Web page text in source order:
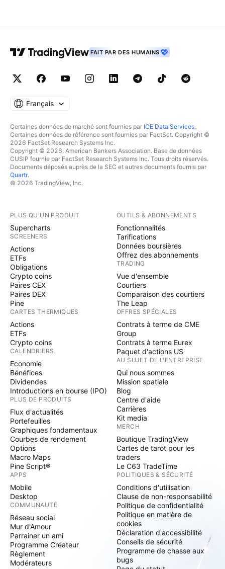
FAIT PAR DES HUMAINS
Français
Certaines données de marché sont fournies par ICE Data Services.
Certaines données de référence sont fournies par FactSet. Copyright ©
2026 FactSet Research Systems Inc.
Copyright © 2026, American Bankers Association. Base de données
CUSIP fournie par FactSet Research Systems Inc. Tous droits réservés.
Documents déposés auprès de la SEC et autres documents fournis par
Quartr.
© 2026 TradingView, Inc.
PLUS QU'UN PRODUIT
Supercharts
SCREENERS
Actions
ETFs
Obligations
Crypto coins
Paires CEX
Paires DEX
Pine
CARTES THERMIQUES
Actions
ETFs
Crypto coins
CALENDRIERS
Economie
Bénéfices
Dividendes
Introductions en bourse (IPO)
PLUS DE PRODUITS
Flux d'actualités
Portefeuilles
Graphiques fondamentaux
Courbes de rendement
Options
Macro Maps
Pine Script®
APPS
Mobile
Desktop
COMMUNAUTÉ
Réseau social
Mur d'Amour
Parrainer un ami
Programme Créateur
Règlement
Modérateurs
OUTILS & ABONNEMENTS
Fonctionnalités
Tarifications
Données boursières
Offrez des abonnements
TRADING
Vue d'ensemble
Courtiers
Comparaison des courtiers
The Leap
OFFRES SPÉCIALES
Contrats à terme de CME
Group
Contrats à terme Eurex
Paquet d'actions US
AU SUJET DE L'ENTREPRISE
Qui nous sommes
Mission spatiale
Blog
Centre d'aide
Carrières
Kit media
MERCH
Boutique TradingView
Cartes de tarot pour les
traders
Le C63 TradeTime
POLITIQUES & SÉCURITÉ
Conditions d'utilisation
Clause de non-responsabilité
Politique de confidentialité
Politique en matière de
cookies
Déclaration d'accessibilité
Conseils de sécurité
Programme de chasse aux
bugs